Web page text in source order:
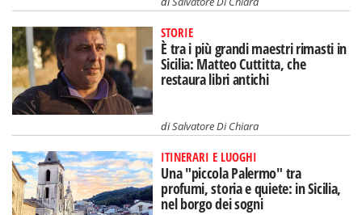
STORIE
È tra i più grandi maestri rimasti in
Sicilia: Matteo Cuttitta, che
restaura libri antichi
diSalvatore Di Chiara
ITINERARI E LUOGHI
Una "piccola Palermo" tra
profumi, storia e quiete: in Sicilia,
nel borgo dei sogni